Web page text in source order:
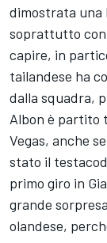
dimostrata una
soprattutto con
capire, in
tailandese ha
dalla squadra,
Albon è partito
Vegas, anche
stato il
primo giro in
grande
olandese,